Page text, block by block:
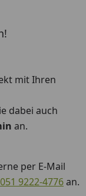
mit Ihren
dabei auch
an.
per E-Mail
9222-4776an.